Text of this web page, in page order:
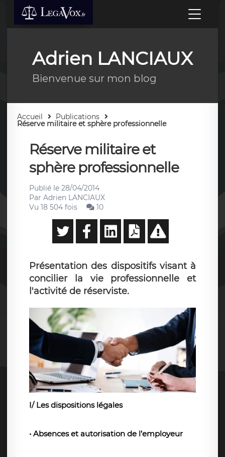
Adrien LANCIAUX
Bienvenue sur mon blog
Accueil Publications
Réserve militaire et sphère professionnelle
Réserve militaire et
sphère professionnelle
Publié le 28/04/2014
Par Adrien LANCIAUX
Vu 18 504 fois
10
Présentation des dispositifs visant à
concilier la vie professionnelle et
l'activité de réserviste.
I/ Les dispositions légales
• Absences et autorisation de l’employeur